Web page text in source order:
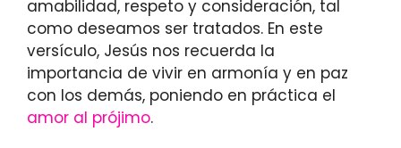
amabilidad, respeto y consideración, tal
como deseamos ser tratados. En este
versículo, Jesús nos recuerda la
importancia de vivir en armonía y en paz
con los demás, poniendo en práctica el
amor al prójimo.